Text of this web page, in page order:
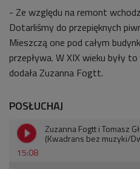
- Ze względu na remont
Dotarliśmy do przepięknych
Mieszczą one pod całym
przepływa. W XIX wieku były
dodała Zuzanna Fogtt.
POSŁUCHAJ
15:08
Zuzanna Fogtt i Tomasz
(Kwadrans bez muzyki/